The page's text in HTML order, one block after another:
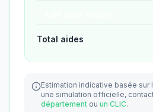
Total aides
Estimation indicative basée sur
une simulation officielle,
département ou un CLIC.